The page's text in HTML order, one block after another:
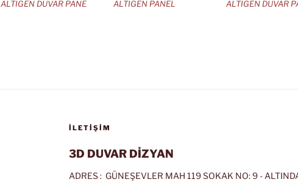
ALTIGEN DUVAR PANE ALTIGEN PANEL ALTIGEN DUVAR
İLETIŞIM
3D DUVAR DİZYAN
ADRES : GÜNEŞEVLER MAH 119 SOKAK NO: 9 -